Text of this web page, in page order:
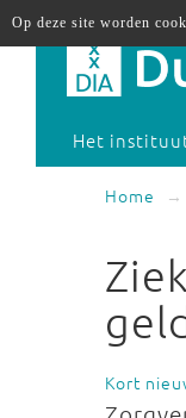
Het
Home
Kort
Op deze site worden